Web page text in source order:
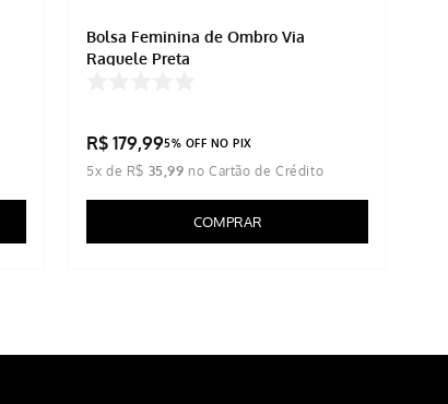
Bolsa Feminina de Ombro Via
Raquele Preta
R$ 179,995% OFF NO PIX
5x de R$ 35 ,99
COMPRAR